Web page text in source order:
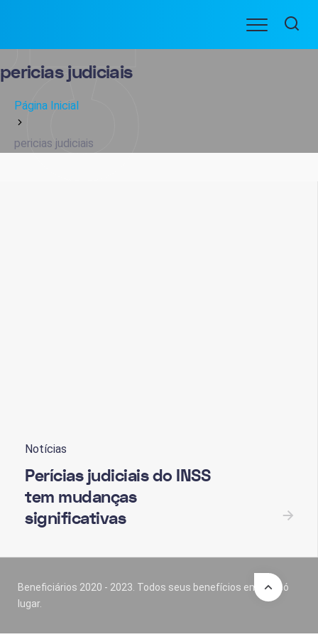
conteúdo
BENEFICIARIOS
Menu
pericias judiciais
Página Inicial
pericias judiciais
Notícias
Perícias judiciais do INSS
tem mudanças
significativas
Beneficiários 2020 - 2023. Todos seus benefícios em um só
lugar.